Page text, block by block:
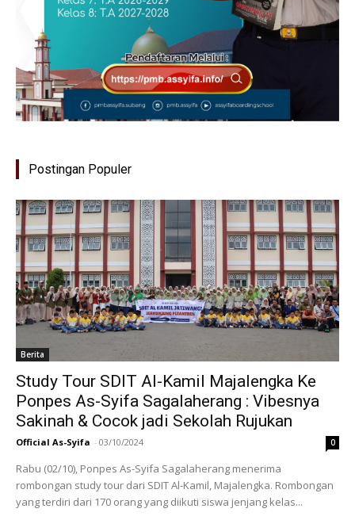
Postingan Populer
Berita
Study Tour SDIT Al-Kamil Majalengka Ke
Ponpes As-Syifa Sagalaherang : Vibesnya
Sakinah & Cocok jadi Sekolah Rujukan
Official As-Syifa - 03/10/2024 0
Rabu (02/10), Ponpes As-Syifa Sagalaherang menerima
rombongan study tour dari SDIT Al-Kamil, Majalengka. Rombongan
yang terdiri dari 170 orang yang diikuti siswa jenjang kelas...